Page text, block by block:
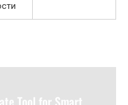
Tool for Smart